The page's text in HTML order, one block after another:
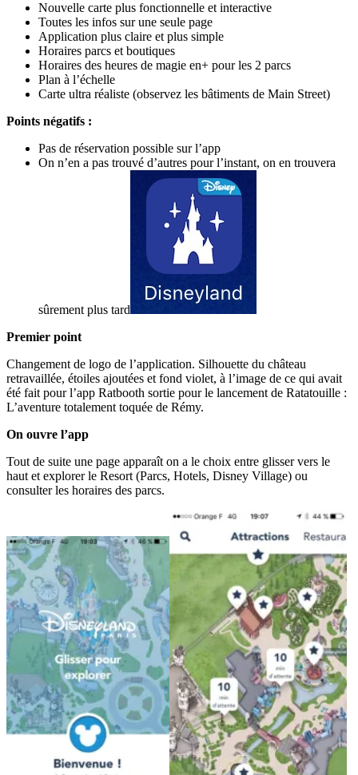
Nouvelle carte plus fonctionnelle et interactive
Toutes les infos sur une seule page
Application plus claire et plus simple
Horaires parcs et boutiques
Horaires des heures de magie en+ pour les 2 parcs
Plan à l’échelle
Carte ultra réaliste (observez les bâtiments de Main Street)
Points négatifs :
Pas de réservation possible sur l’app
On n’en a pas trouvé d’autres pour l’instant, on en trouvera
sûrement plus tard
Premier point
Changement de logo de l’application. Silhouette du château
retravaillée, étoiles ajoutées et fond violet, à l’image de ce qui avait
été fait pour l’app Ratbooth sortie pour le lancement de Ratatouille :
L’aventure totalement toquée de Rémy.
On ouvre l’app
Tout de suite une page apparaît on a le choix entre glisser vers le
haut et explorer le Resort (Parcs, Hotels, Disney Village) ou
consulter les horaires des parcs.